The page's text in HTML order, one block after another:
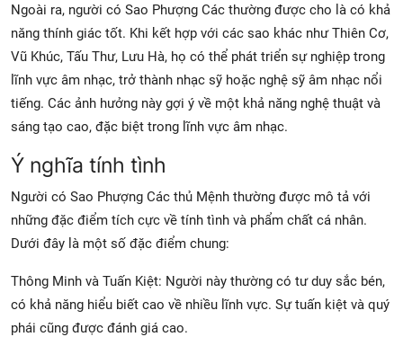
Ngoài ra, người có Sao Phượng Các thường được cho là có khả
năng thính giác tốt. Khi kết hợp với các sao khác như Thiên Cơ,
Vũ Khúc, Tấu Thư, Lưu Hà, họ có thể phát triển sự nghiệp trong
lĩnh vực âm nhạc, trở thành nhạc sỹ hoặc nghệ sỹ âm nhạc nổi
tiếng. Các ảnh hưởng này gợi ý về một khả năng nghệ thuật và
sáng tạo cao, đặc biệt trong lĩnh vực âm nhạc.
Ý nghĩa tính tình
Người có Sao Phượng Các thủ Mệnh thường được mô tả với
những đặc điểm tích cực về tính tình và phẩm chất cá nhân.
Dưới đây là một số đặc điểm chung:
Thông Minh và Tuấn Kiệt: Người này thường có tư duy sắc bén,
có khả năng hiểu biết cao về nhiều lĩnh vực. Sự tuấn kiệt và quý
phái cũng được đánh giá cao.